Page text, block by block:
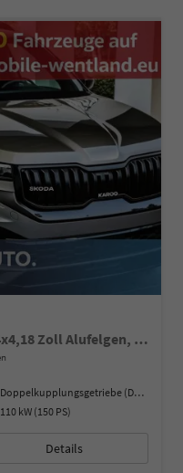
BE MORE 2.0 TDI 110 kW DSG 4x4,18 Zoll Alufelgen, Reserverad, Rückkamera, Kessy Full, PDC 4+H, Klimaautomatik, Licht & Sicht Paket, Metallfarbe, Heckspoiler, Sun Set, Ambiente Light, LED, 4 Jahre Garantie
Doppelkupplungsgetriebe (DSG)
110 kW (150 PS)
Details